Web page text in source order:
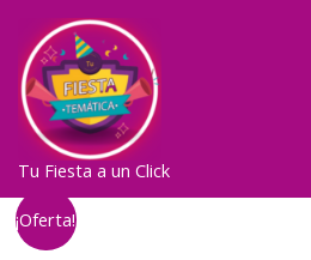
contenido
Tu Fiesta a un Click
¡Oferta!